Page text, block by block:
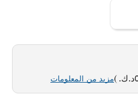
)مزيد من المعلومات